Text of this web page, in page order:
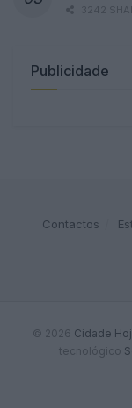
3242
Publicidade
Contactos
© 2026 Cidade
tecnológico